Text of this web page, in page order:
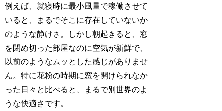
例えば、就寝時に最小風量で稼働させて
いると、まるでそこに存在していないか
のような静けさ。しかし朝起きると、窓
を閉め切った部屋なのに空気が新鮮で、
以前のようなムッとした感じがありませ
ん。特に花粉の時期に窓を開けられなか
った日々と比べると、まるで別世界のよ
うな快適さです。